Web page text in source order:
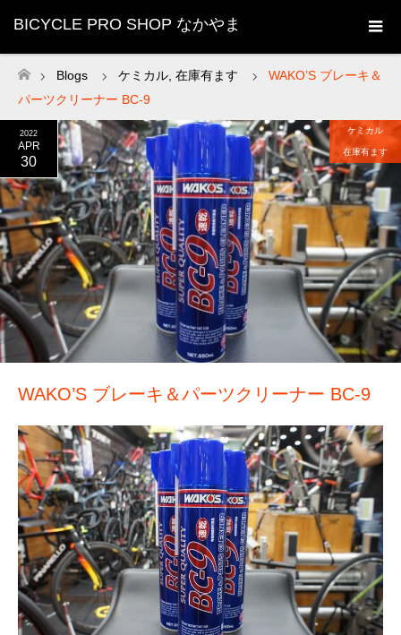
BICYCLE PRO SHOP なかやま
ホーム
Blogs ケミカル 在庫有ます
WAKO’S ブレーキ＆
パーツクリーナー BC-9
2022
APR
30
ケミカル
在庫有ます
WAKO’S ブレーキ＆パーツクリーナー BC-9